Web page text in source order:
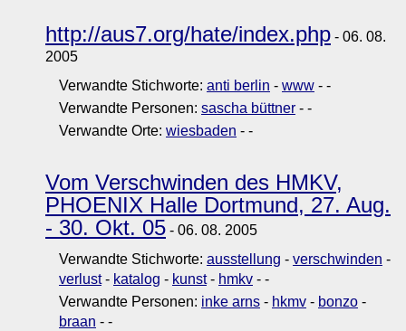
http://aus7.org/hate/index.php - 06. 08.
2005
Verwandte Stichworte: anti berlin - www - -
Verwandte Personen: sascha büttner - -
Verwandte Orte: wiesbaden - -
Vom Verschwinden des HMKV,
PHOENIX Halle Dortmund, 27. Aug.
- 30. Okt. 05 - 06. 08. 2005
Verwandte Stichworte: ausstellung - verschwinden -
verlust- katalog - kunst- hmkv - -
Verwandte Personen: inke arns - hkmv - bonzo -
braan - -